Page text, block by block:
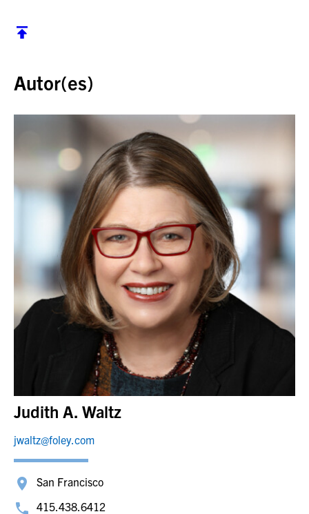
Autor(es)
Judith A. Waltz
jwaltz@foley.com
San Francisco
415.438.6412